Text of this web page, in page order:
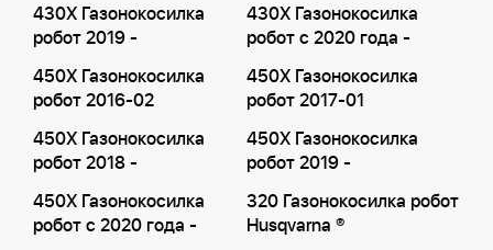
430X Газонокосилка
робот 2019 -
430X Газонокосилка
робот с 2020 года -
450X Газонокосилка
робот 2016-02
450X Газонокосилка
робот 2017-01
450X Газонокосилка
робот 2018 -
450X Газонокосилка
робот 2019 -
450X Газонокосилка
робот с 2020 года -
320 Газонокосилка робот
Husqvarna ®